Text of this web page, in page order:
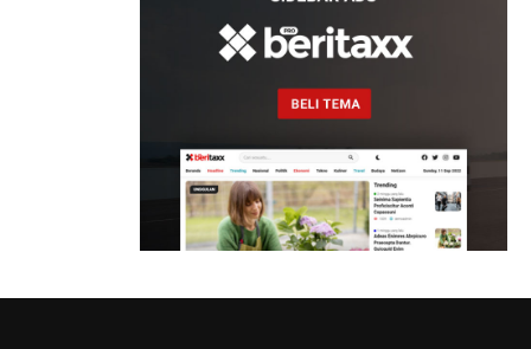
Sulawesi